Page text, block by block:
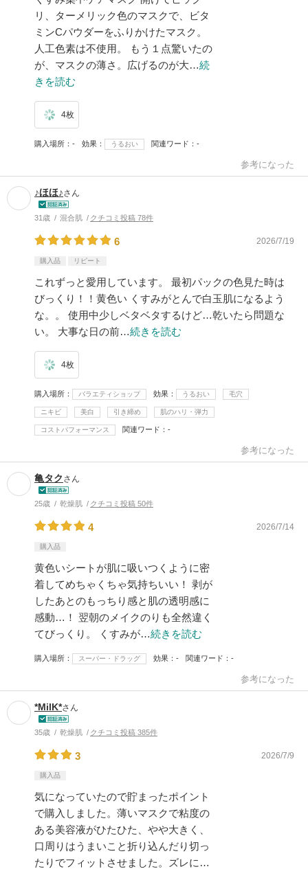
リ、ターメリック色のマスクで、ビタ
ミンCパウダーをふりかけたマスク。
人工色素は不使用。 もう１点驚いたの
が、マスクの薄さ。広げるのが大…続
きを読む
4枚
購入場所 - 効果 うるおい 関連ワード -
参考になった
♪ほほ♪さん
31歳 混合肌 クチコミ投稿 78件
6 2026/7/19
購入品 リピート
これずっと愛用しています。 最初パックの色見た時は
びっくり！！黄色い くすみがとんで白玉肌になるよう
な。。 使用中少しベタベタするけど…乾いたら問題な
い。 大事な日の前…続きを読む
4枚
購入場所 バラエティショップ 効果 うるおい 毛穴
ニキビ 美白 引き締め 肌のハリ・弾力
コストパフォーマンス 関連ワード -
参考になった
亀タク さん
25歳 乾燥肌 クチコミ投稿 50件
4 2026/7/14
購入品
黄色いシートが肌に吸いつくように密
着してめちゃくちゃ気持ちいい！ 剥が
したあとのもっちり感と肌の透明感に
感動…！ 翌朝のメイクのりも全然違く
てびっくり。 くすみが…続きを読む
購入場所 スーパー・ドラッグ 効果 - 関連ワード -
参考になった
*MilK*さん
35歳 乾燥肌 クチコミ投稿 385件
3 2026/7/9
購入品
気になっていたので貯まったポイント
で購入しました。薄いマスクで粘度の
ある美容液がひたひた、やや大きく、
口周りはうまいこと折り込んだり切っ
たりでフィットさせました。ズレに…